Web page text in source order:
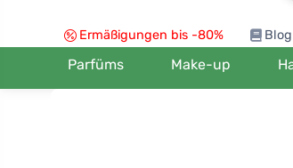
Ermäßigungen bis -80% Blog
Parfüms Make-up